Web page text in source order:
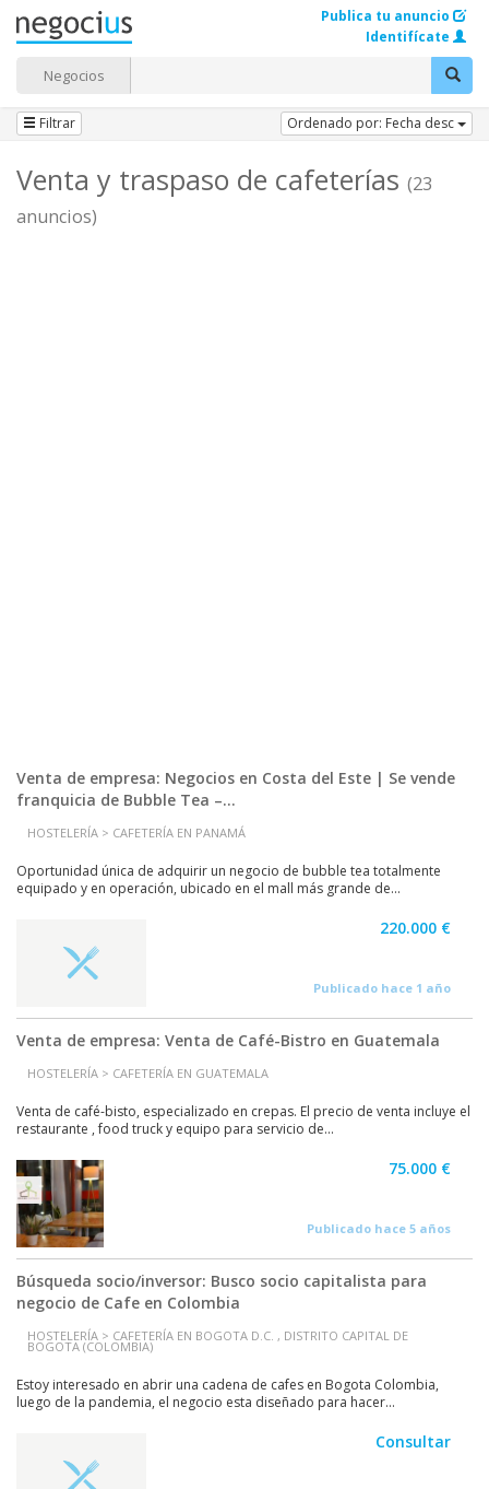
Negocios
Publica tu anuncio
Identifícate
Filtrar Ordenado por: Fecha desc
Venta y traspaso de cafeterías (23
anuncios)
Venta de empresa: Negocios en Costa del Este | Se vende
franquicia de Bubble Tea –...
HOSTELERÍA > CAFETERÍA EN PANAMÁ
Oportunidad única de adquirir un negocio de bubble tea totalmente
equipado y en operación, ubicado en el mall más grande de...
220.000 €
Publicado hace 1 año
Venta de empresa: Venta de Café-Bistro en Guatemala
HOSTELERÍA > CAFETERÍA EN GUATEMALA
Venta de café-bisto, especializado en crepas. El precio de venta incluye el
restaurante , food truck y equipo para servicio de...
75.000 €
Publicado hace 5 años
Búsqueda socio/inversor: Busco socio capitalista para
negocio de Cafe en Colombia
HOSTELERÍA > CAFETERÍA EN BOGOTA D.C. , DISTRITO CAPITAL DE
BOGOTA (COLOMBIA)
Estoy interesado en abrir una cadena de cafes en Bogota Colombia,
luego de la pandemia, el negocio esta diseñado para hacer...
Consultar